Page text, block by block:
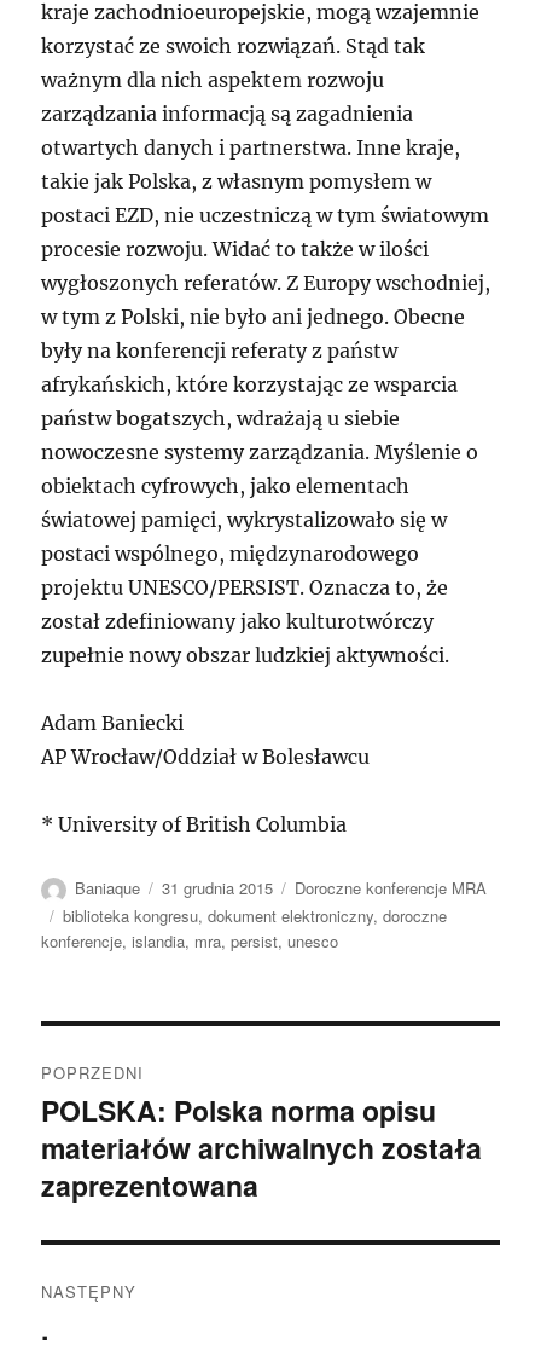
kraje zachodnioeuropejskie, mogą wzajemnie
korzystać ze swoich rozwiązań. Stąd tak
ważnym dla nich aspektem rozwoju
zarządzania informacją są zagadnienia
otwartych danych i partnerstwa. Inne kraje,
takie jak Polska, z własnym pomysłem w
postaci EZD, nie uczestniczą w tym światowym
procesie rozwoju. Widać to także w ilości
wygłoszonych referatów. Z Europy wschodniej,
w tym z Polski, nie było ani jednego. Obecne
były na konferencji referaty z państw
afrykańskich, które korzystając ze wsparcia
państw bogatszych, wdrażają u siebie
nowoczesne systemy zarządzania. Myślenie o
obiektach cyfrowych, jako elementach
światowej pamięci, wykrystalizowało się w
postaci wspólnego, międzynarodowego
projektu UNESCO/PERSIST. Oznacza to, że
został zdefiniowany jako kulturotwórczy
zupełnie nowy obszar ludzkiej aktywności.
Adam Baniecki
AP Wrocław/Oddział w Bolesławcu
* University of British Columbia
Autor
Baniaque
Data
publikacji
31 grudnia 2015 Kategorie
Doroczne konferencje MRA
Tagi
biblioteka kongresu,dokument elektroniczny,doroczne
konferencje,islandia, mra,persist, unesco
wpisu
POPRZEDNI
Poprzedni
wpis:
POLSKA: Polska norma opisu
materiałów archiwalnych została
zaprezentowana
NASTĘPNY
.